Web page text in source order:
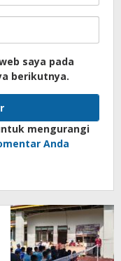
saya pada
berikutnya.
mengurangi
Anda